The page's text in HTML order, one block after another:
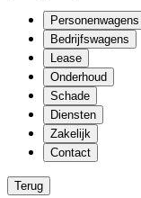
Personenwagens
Bedrijfswagens
Lease
Onderhoud
Schade
Diensten
Zakelijk
Contact
Terug